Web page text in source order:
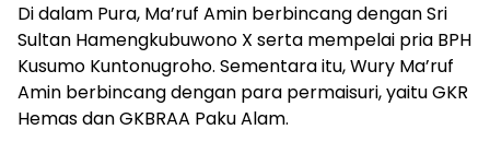
Di dalam Pura, Ma’ruf Amin berbincang dengan Sri
Sultan Hamengkubuwono X serta mempelai pria BPH
Kusumo Kuntonugroho. Sementara itu, Wury Ma’ruf
Amin berbincang dengan para permaisuri, yaitu GKR
Hemas dan GKBRAA Paku Alam.